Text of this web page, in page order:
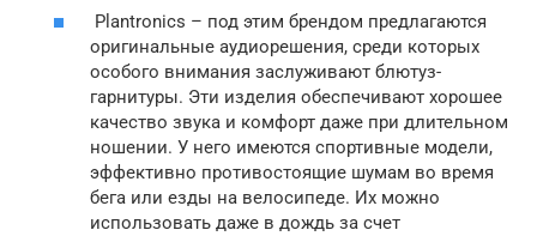
Рlantronics – под этим брендом предлагаются
оригинальные аудиорешения, среди которых
особого внимания заслуживают блютуз-
гарнитуры. Эти изделия обеспечивают хорошее
качество звука и комфорт даже при длительном
ношении. У него имеются спортивные модели,
эффективно противостоящие шумам во время
бега или езды на велосипеде. Их можно
использовать даже в дождь за счет